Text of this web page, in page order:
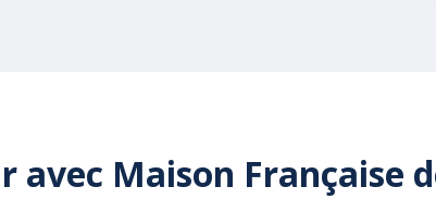
Maison Française